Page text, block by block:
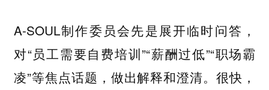
A-SOUL制作委员会先是展开临时问答，
对“员工需要自费培训”“薪酬过低”“职场霸
凌”等焦点话题，做出解释和澄清。很快，